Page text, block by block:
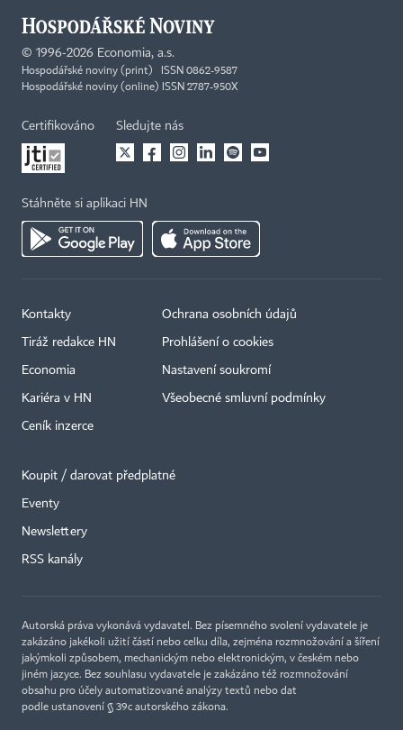
© 1996-2026 Economia, a.s.
Hospodářské noviny (print) ISSN 0862-9587
Hospodářské noviny (online) ISSN 2787-950X
Certifikováno Sledujte nás
Stáhněte si aplikaci HN
Kontakty
Tiráž redakce HN
Economia
Kariéra v HN
Ceník inzerce
Ochrana osobních údajů
Prohlášení o cookies
Nastavení soukromí
Všeobecné smluvní podmínky
Koupit / darovat předplatné
Eventy
Newslettery
RSS kanály
Autorská práva vykonává vydavatel. Bez písemného svolení vydavatele je
zakázáno jakékoli užití částí nebo celku díla, zejména rozmnožování a šíření
jakýmkoli způsobem, mechanickým nebo elektronickým, v českém nebo
jiném jazyce. Bez souhlasu vydavatele je zakázáno též rozmnožování
obsahu pro účely automatizované analýzy textů nebo dat
podle ustanovení § 39c autorského zákona.